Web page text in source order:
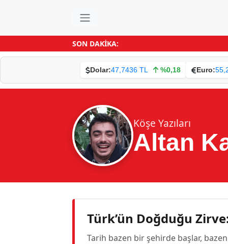
SON DAKİKA:
Dolar:47,7436 TL %0,18 Euro:
Köşe Yazıları
Altan
Türk’ün Doğduğu
Tarih bazen bir şehirde başlar,